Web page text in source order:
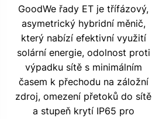
GoodWe řady ET je třífázový,
asymetrický hybridní měnič,
který nabízí efektivní využití
solární energie, odolnost proti
výpadku sítě s minimálním
časem k přechodu na záložní
zdroj, omezení přetoků do sítě
a stupeň krytí IP65 pro